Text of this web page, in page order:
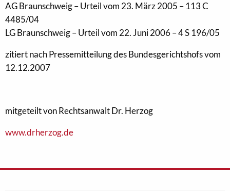
AG Braunschweig – Urteil vom 23. März 2005 – 113 C
4485/04
LG Braunschweig – Urteil vom 22. Juni 2006 – 4 S 196/05
zitiert nach Pressemitteilung des Bundesgerichtshofs vom
12.12.2007
mitgeteilt von Rechtsanwalt Dr. Herzog
www.drherzog.de